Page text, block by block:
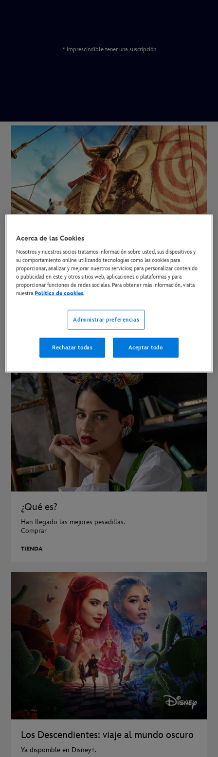
* Imprescindible tener una suscripción
Vaiana
¿Qué es?
Han llegado las mejores pesadillas.
Comprar
TIENDA
Los Descendientes: viaje al mundo oscuro
Ya disponible en Disney+.
Acerca de las Cookies
Nosotros y nuestros socios tratamos información sobre usted, sus dispositivos y
su comportamiento online utilizando tecnologías como las cookies para
proporcionar, analizar y mejorar nuestros servicios; para personalizar contenido
o publicidad en este y otros sitios web, aplicaciones o plataformas y para
proporcionar funciones de redes sociales. Para obtener más información, visita
nuestraPolítica de cookies.
Administrar preferencias
Rechazar todas Aceptar todo